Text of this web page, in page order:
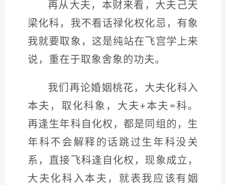
再从大夫，本财来看，大夫己天
梁化科，我不看话禄化权化忌，有象
我就要取象，这是纯站在飞宫学上来
说，重在于取象舍象的功夫。
我们再论婚姻桃花，大夫化科入
本夫，取化科象，大夫+本夫=科。
再逢生年科自化权，都是同组的，生
年科不会解释的话跳过生年科没关
系，直接飞科逢自化权，现象成立，
大夫化科入本夫，就表我应该有姻